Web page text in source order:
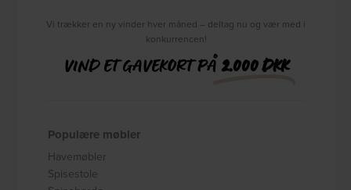
Vi trækker en ny vinder hver måned – deltag nu og vær med i
konkurrencen!
VIND ET GAVEKORT PÅ2.000 DKK
Populære møbler
Havemøbler
Spisestole